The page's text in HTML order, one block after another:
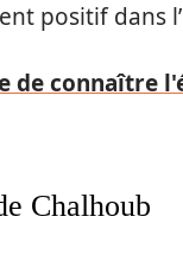
positif dans
de connaître
Chalhoub